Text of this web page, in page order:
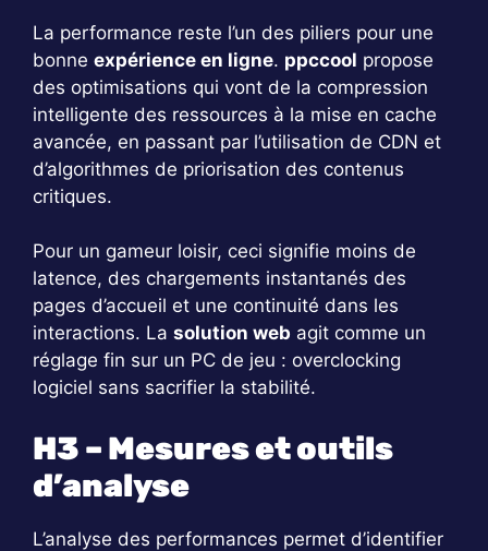
La performance reste l’un des piliers pour une
bonne expérience en ligne. ppccool propose
des optimisations qui vont de la compression
intelligente des ressources à la mise en cache
avancée, en passant par l’utilisation de CDN et
d’algorithmes de priorisation des contenus
critiques.
Pour un gameur loisir, ceci signifie moins de
latence, des chargements instantanés des
pages d’accueil et une continuité dans les
interactions. La solution web agit comme un
réglage fin sur un PC de jeu : overclocking
logiciel sans sacrifier la stabilité.
H3 – Mesures et outils
d’analyse
L’analyse des performances permet d’identifier